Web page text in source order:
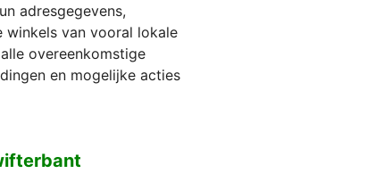
adresgegevens,
winkels van vooral lokale
overeenkomstige
en mogelijke acties